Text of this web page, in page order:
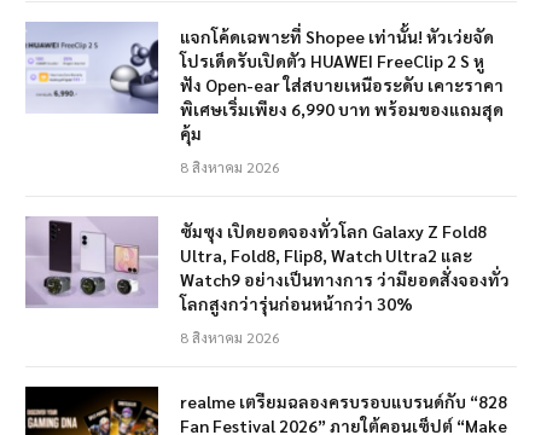
แจกโค้ดเฉพาะที่ Shopee เท่านั้น! หัวเว่ยจัด
โปรเด็ดรับเปิดตัว HUAWEI FreeClip 2 S หู
ฟัง Open-ear ใส่สบายเหนือระดับ เคาะราคา
พิเศษเริ่มเพียง 6,990 บาท พร้อมของแถมสุด
คุ้ม
8 สิงหาคม 2026
ซัมซุง เปิดยอดจองทั่วโลก Galaxy Z Fold8
Ultra, Fold8, Flip8, Watch Ultra2 และ
Watch9 อย่างเป็นทางการ ว่ามียอดสั่งจองทั่ว
โลกสูงกว่ารุ่นก่อนหน้ากว่า 30%
8 สิงหาคม 2026
realme เตรียมฉลองครบรอบแบรนด์กับ “828
Fan Festival 2026” ภายใต้คอนเซ็ปต์ “Make